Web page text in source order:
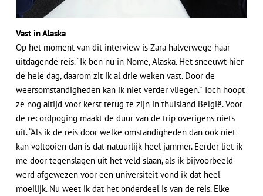
Vast in Alaska
Op het moment van dit interview is Zara halverwege haar
uitdagende reis. “Ik ben nu in Nome, Alaska. Het sneeuwt hier
de hele dag, daarom zit ik al drie weken vast. Door de
weersomstandigheden kan ik niet verder vliegen.” Toch hoopt
ze nog altijd voor kerst terug te zijn in thuisland België. Voor
de recordpoging maakt de duur van de trip overigens niets
uit. “Als ik de reis door welke omstandigheden dan ook niet
kan voltooien dan is dat natuurlijk heel jammer. Eerder liet ik
me door tegenslagen uit het veld slaan, als ik bijvoorbeeld
werd afgewezen voor een universiteit vond ik dat heel
moeilijk. Nu weet ik dat het onderdeel is van de reis. Elke